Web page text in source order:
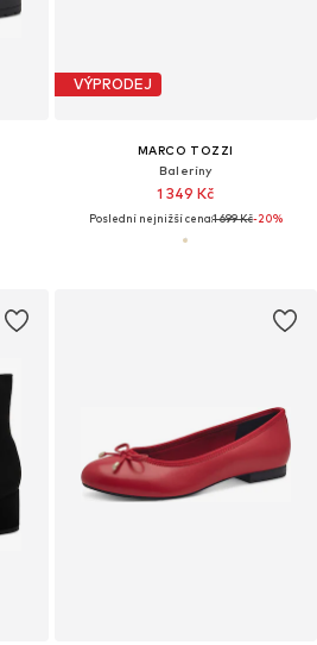
VÝPRODEJ
MARCO TOZZI
Baleríny
1 349 Kč
Poslední nejnižší cena:1 699 Kč-20%